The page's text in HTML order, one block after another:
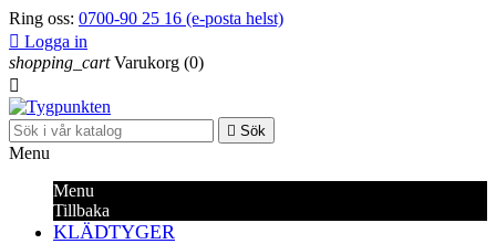
Ring oss: 0700-90 25 16 (e-posta helst)
 Logga in
shopping_cart Varukorg (0)

 Sök
Menu
Menu
Tillbaka
KLÄDTYGER